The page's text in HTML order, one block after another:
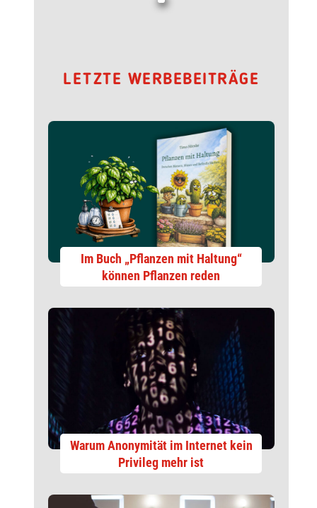
LETZTE WERBEBEITRÄGE
Im Buch „Pflanzen mit Haltung“
können Pflanzen reden
Warum Anonymität im Internet kein
Privileg mehr ist